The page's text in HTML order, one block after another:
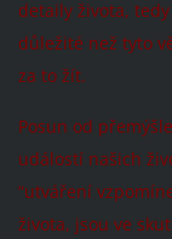
detaily života, tedy
důležité než tyto
za to žít.
Posun od
událostí našich
“utváření
života, jsou ve